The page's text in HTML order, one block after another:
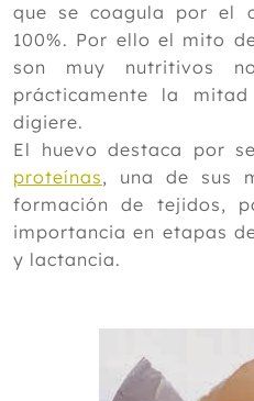
2016
2015
2014
2013
Diciembre
Octubre
Septiembre
Junio
Abril
que se coagula por el
100%. Por ello el mito
son muy nutritivos
prácticamente la
digiere.
El huevo destaca por
proteínas, una de sus
formación de tejidos,
importancia en etapas
y lactancia.